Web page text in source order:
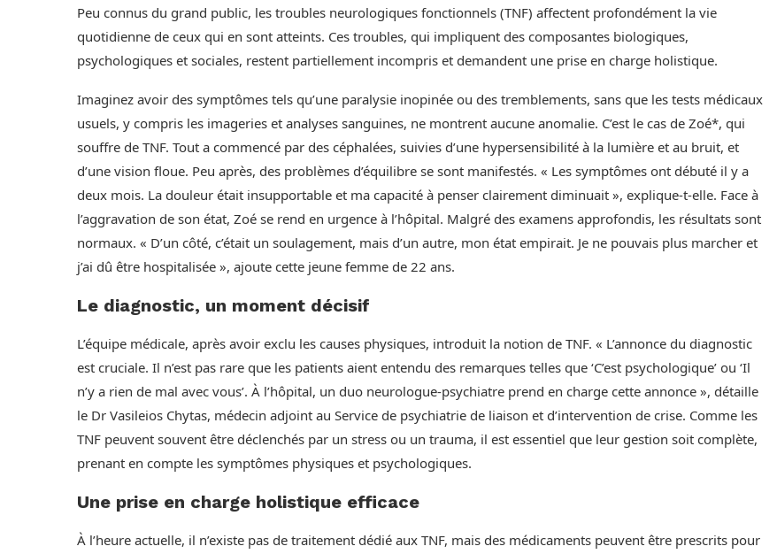
Peu connus du grand public, les troubles neurologiques fonctionnels (TNF) affectent profondément la vie
quotidienne de ceux qui en sont atteints. Ces troubles, qui impliquent des composantes biologiques,
psychologiques et sociales, restent partiellement incompris et demandent une prise en charge holistique.
Imaginez avoir des symptômes tels qu’une paralysie inopinée ou des tremblements, sans que les tests médicaux
usuels, y compris les imageries et analyses sanguines, ne montrent aucune anomalie. C’est le cas de Zoé*, qui
souffre de TNF. Tout a commencé par des céphalées, suivies d’une hypersensibilité à la lumière et au bruit, et
d’une vision floue. Peu après, des problèmes d’équilibre se sont manifestés. « Les symptômes ont débuté il y a
deux mois. La douleur était insupportable et ma capacité à penser clairement diminuait », explique-t-elle. Face à
l’aggravation de son état, Zoé se rend en urgence à l’hôpital. Malgré des examens approfondis, les résultats sont
normaux. « D’un côté, c’était un soulagement, mais d’un autre, mon état empirait. Je ne pouvais plus marcher et
j’ai dû être hospitalisée », ajoute cette jeune femme de 22 ans.
Le diagnostic, un moment décisif
L’équipe médicale, après avoir exclu les causes physiques, introduit la notion de TNF. « L’annonce du diagnostic
est cruciale. Il n’est pas rare que les patients aient entendu des remarques telles que ‘C’est psychologique’ ou ‘Il
n’y a rien de mal avec vous’. À l’hôpital, un duo neurologue-psychiatre prend en charge cette annonce », détaille
le Dr Vasileios Chytas, médecin adjoint au Service de psychiatrie de liaison et d’intervention de crise. Comme les
TNF peuvent souvent être déclenchés par un stress ou un trauma, il est essentiel que leur gestion soit complète,
prenant en compte les symptômes physiques et psychologiques.
Une prise en charge holistique efficace
À l’heure actuelle, il n’existe pas de traitement dédié aux TNF, mais des médicaments peuvent être prescrits pour